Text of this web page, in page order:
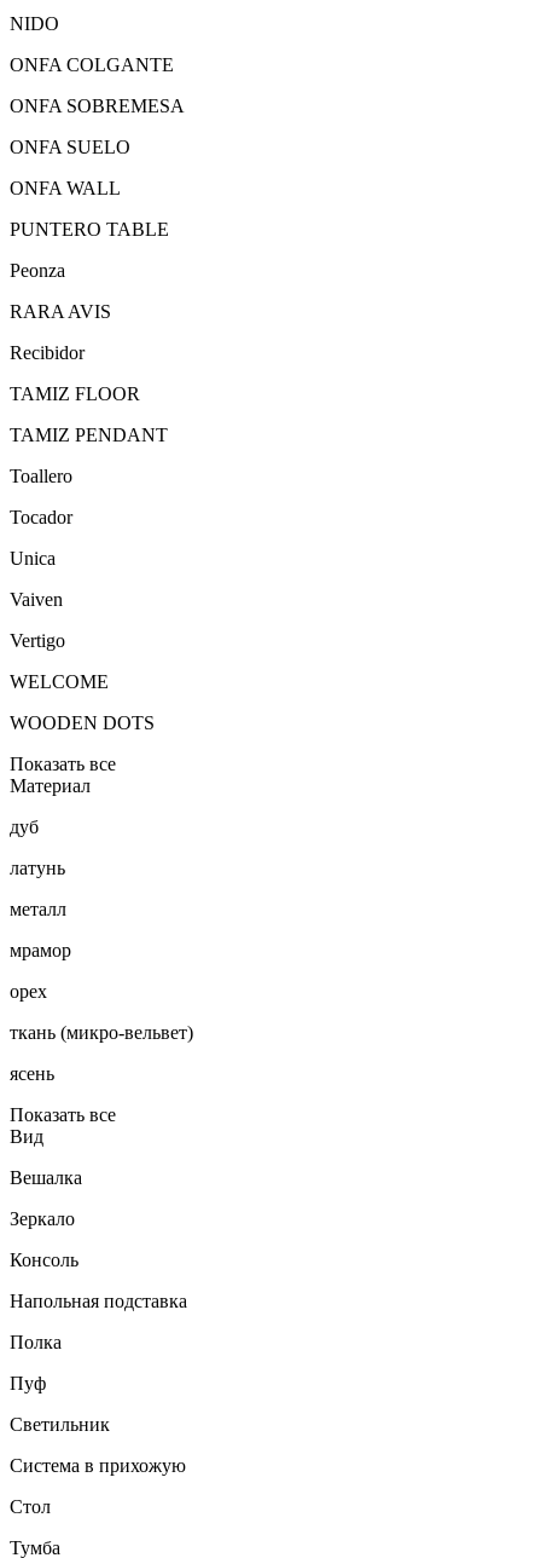
NIDO
ONFA COLGANTE
ONFA SOBREMESA
ONFA SUELO
ONFA WALL
PUNTERO TABLE
Peonza
RARA AVIS
Recibidor
TAMIZ FLOOR
TAMIZ PENDANT
Toallero
Tocador
Unica
Vaiven
Vertigo
WELCOME
WOODEN DOTS
Показать все
Материал
дуб
латунь
металл
мрамор
орех
ткань (микро-вельвет)
ясень
Показать все
Вид
Вешалка
Зеркало
Консоль
Напольная подставка
Полка
Пуф
Светильник
Система в прихожую
Стол
Тумба